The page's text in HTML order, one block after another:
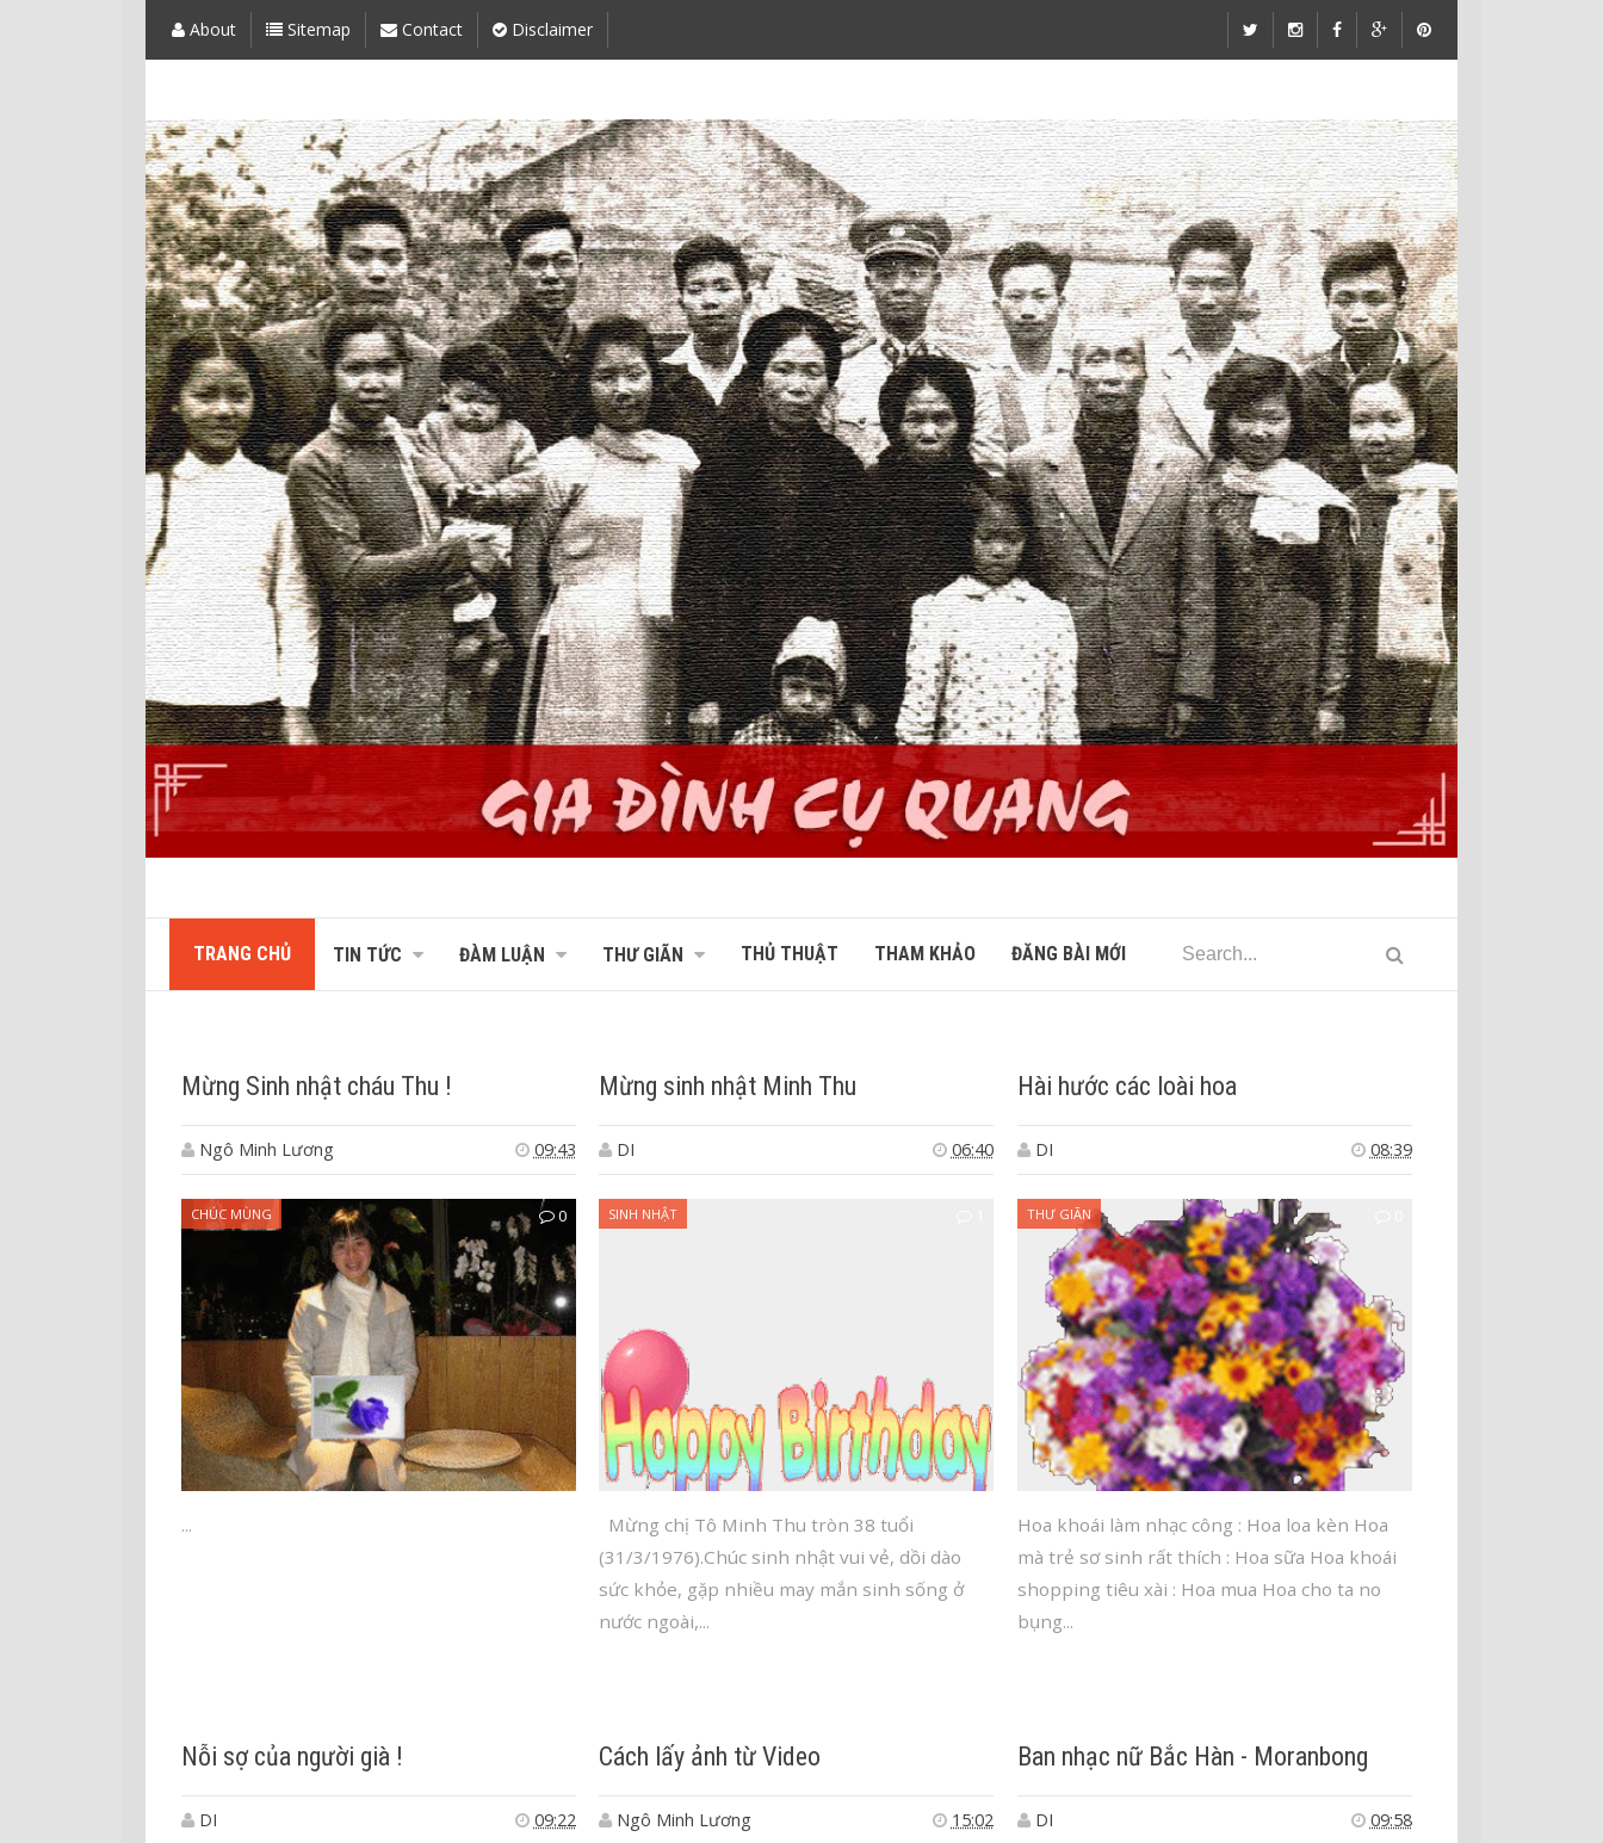
About Sitemap Contact Disclaimer
TRANG CHỦ TIN TỨC ĐÀM LUẬN THƯ GIÃN THỦ THUẬT THAM KHẢO ĐĂNG BÀI MỚI
Mừng Sinh nhật cháu Thu !
Ngô Minh Lương 09:43
CHÚC MÙNG 0
...
Mừng sinh nhật Minh Thu
DI 06:40
SINH NHẬT
Mừng chị Tô Minh Thu tròn 38 tuổi
(31/3/1976).Chúc sinh nhật vui vẻ, dồi dào
sức khỏe, gặp nhiều may mắn sinh sống ở
nước ngoài,...
Hài hước các loài hoa
DI 08:39
THƯ GIÃN
Hoa khoái làm nhạc công : Hoa loa kèn Hoa
mà trẻ sơ sinh rất thích : Hoa sữa Hoa khoái
shopping tiêu xài : Hoa mua Hoa cho ta no
bụng...
Nỗi sợ của người già !
DI 09:22
Cách lấy ảnh từ Video
Ngô Minh Lương 15:02
Ban nhạc nữ Bắc Hàn - Moranbong
DI 09:58